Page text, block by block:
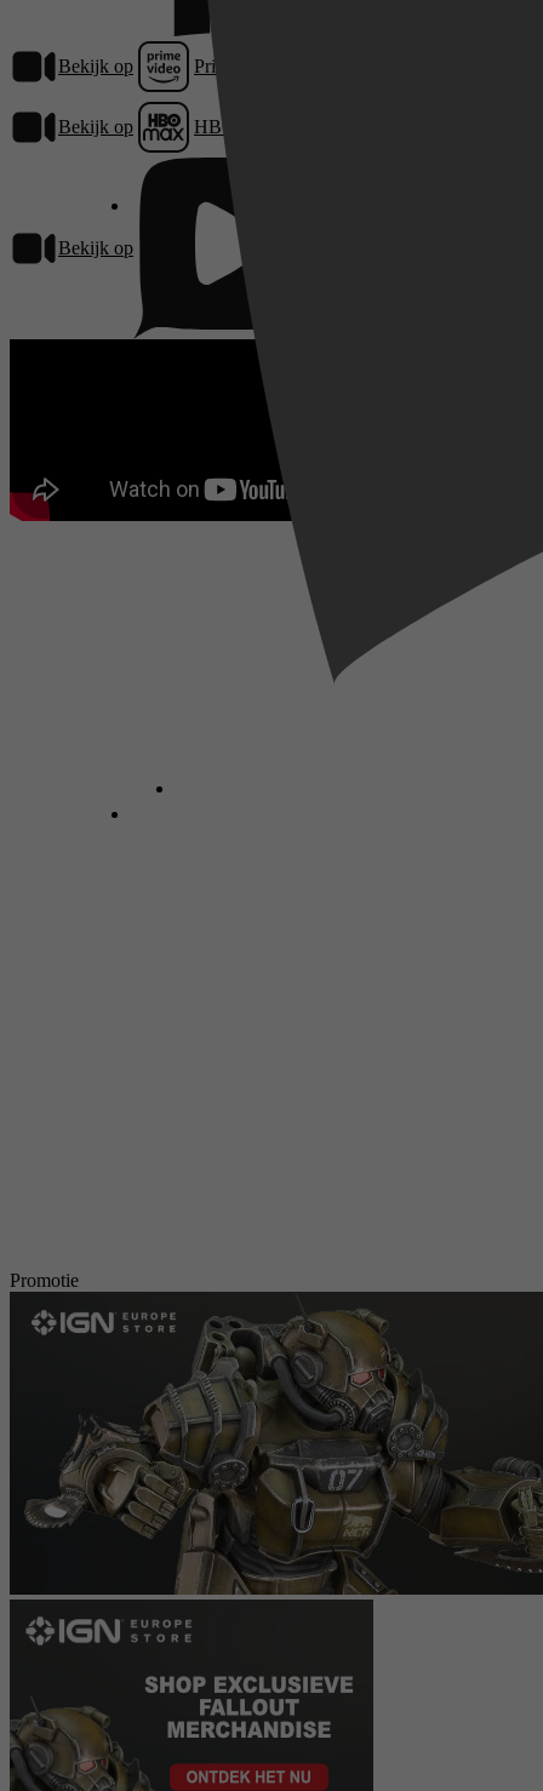
Bekijk op Prime Video
Bekijk op HBO Max
Bekijk op
Promotie